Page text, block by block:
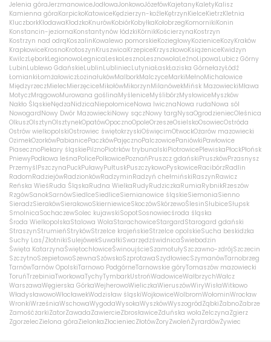
Jelenia góraJerzmanowiceJodłowaJonkowoJózefówKajetanyKaletyKalisz
Kamienna góraKarpickoKatowiceKędzierzyn-koźleKętrzynKielceKietrzKletnia
KluczborkKłodawaKłodzkoKnurówKobiórKobyłkaKołobrzegKomornikiKonin
Konstancin-jeziornaKonstantynów łódzkiKórnikKościerzynaKostrzyn
Kostrzyn nad odrąKoszalinKowalewo pomorskieKoziegłowyKozieniceKozyKraków
KrapkowiceKrosnoKrotoszynKruszwicaKrzepiceKrzyszkowoKsiążeniceKwidzyn
KwilczLęborkLegionowoLegnicaLeskoLesznoLesznowolaLeźnoLipowaLubicz Górny
LubinLublewo GdańskieLublinLubliniecLutyniaŁaskŁaziska GórnełazyŁódź
ŁomiankiŁomżałowiczŁozinałukówMalborkMalczyceMarkiMełnoMichałowice
MiędzyrzeczMielecMierzęciceMikołówMikorzynMilanówekMińsk MazowieckiMława
MotyczMrągowoMurowana goślinaMyśleniceMyślibórzMysłowiceMyszków
Nakło ŚląskieNędzaNidzicaNiepołomiceNowa IwicznaNowa rudaNowa sól
NowogardNowy Dwór MazowieckiNowy sączNowy targNysaOgrodzieniecOleśnica
OlkuszOlsztynOlsztynekOpatówOpocznoOpoleOrzeszeOsielskoOsowiecOstróda
Ostrów wielkopolskiOstrowiec świętokrzyskiOświęcimOtwockOżarów mazowiecki
OzimekOzorkówPabianicePaczkówPajęcznoPalczowicePaniówkiPawłowice
PiasecznoPiekary śląskiePilznoPiotrków trybunalskiPiotrowicePlewiskaPłockPłońsk
PniewyPodkowa leśnaPolicePolkowicePoznańPruszcz gdańskiPruszkówPrzasnysz
PrzemyślPszczynaPuckPuławyPułtuskPuszczykowoPyskowiceRacibórzRadlin
RadomRadziejówRadzionkówRadzyminRadzyń chełmińskiRaszynRawicz
Reńska WieśRuda ŚląskaRudna WielkaRudyRudziczkaRumiaRybnikRzeszów
RzgówSanokSarnówSiedlceSiedliceSiemianowice śląskieSiemoniaSienno
SieradzSierakówSierakowoSkierniewiceSkoczówSkórzewoŚlesinSłubiceSłupsk
SmolnicaSochaczewSolec kujawskiSopotSosnowiecśroda śląska
Środa WielkopolskaStalowa WolaStarachowiceStargardStarogard gdański
StraszynStrumieńStrykówStrzelce krajeńskieStrzelce opolskieSucha beskidzka
Suchy Las/ZłotnikiSulejówekSuwałkiSwarzędzświdnicaŚwiebodzin
Święta KatarzynaŚwiętochłowiceŚwinoujścieSzamotułySzczawno-zdrójSzczecin
SzczytnoSzepietowoSzewnaSzówskoSzprotawaSzydłowiecSzymanówTarnobrzeg
TarnówTarnów OpolskiTarnowo PodgórneTarnowskie góryTomaszów mazowiecki
ToruńTrzebiniaTworkowaTychyTymbarkUstrońWadowiceWałbrzychWałcz
WarszawaWęgierska GórkaWejherowoWieliczkaWieruszówWiryWisłaWitkowo
WładysławowoWłocławekWodzisław śląskiWojkowiceWolbromWołominWrocław
WronkiWrześniaWschowaWygodaWysokaWyszkówWyszogródZąbkiŻabnoZabrze
ZamośćżarkiZatorZawadaZawiercieZbrosławiceZduńska wolaZelczynaZgierz
ZgorzelecZielona góraZielonkaZłocieniecZłotówŻoryZwoleńŻyrardówŻywiec